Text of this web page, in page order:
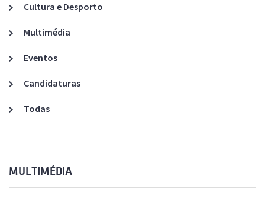
Cultura e Desporto
Multimédia
Eventos
Candidaturas
Todas
MULTIMÉDIA